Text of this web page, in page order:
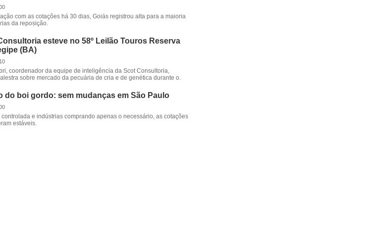
com as cotações há 30 dias, Goiás registrou alta para a maioria
da reposição.
esteve no 58º Leilão Touros Reserva
(BA)
coordenador da equipe de inteligência da Scot Consultoria,
sobre mercado da pecuária de cria e de genética durante o.
do boi gordo: sem mudanças em São Paulo
controlada e indústrias comprando apenas o necessário, as cotações
estáveis.